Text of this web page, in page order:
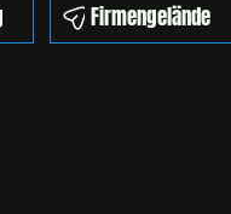
Firmengelände